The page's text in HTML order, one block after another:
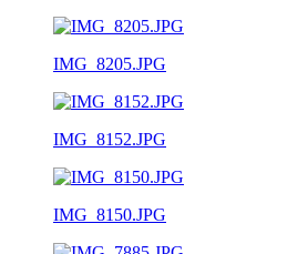
IMG_8205.JPG
IMG_8152.JPG
IMG_8150.JPG